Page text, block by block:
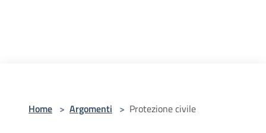
Home > Argomenti > Protezione civile